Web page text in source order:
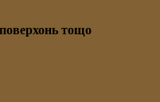
тощо